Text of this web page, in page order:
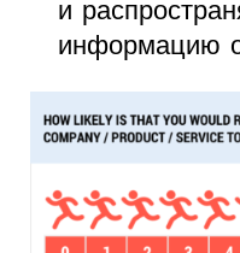
и
информацию